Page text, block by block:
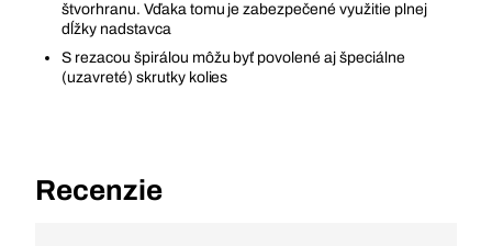
štvorhranu. Vďaka tomu je zabezpečené využitie plnej
dĺžky nadstavca
S rezacou špirálou môžu byť povolené aj špeciálne
(uzavreté) skrutky kolies
Recenzie